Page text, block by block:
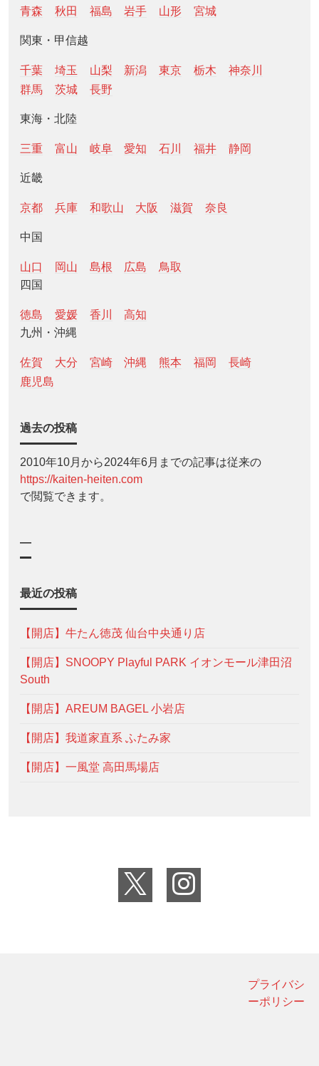
青森 秋田 福島 岩手 山形 宮城
関東・甲信越
千葉 埼玉 山梨 新潟 東京 栃木
神奈川
群馬
茨城 長野
東海・北陸
三重 富山 岐阜 愛知 石川 福井 静岡
近畿
京都 兵庫 和歌山 大阪 滋賀 奈良
中国
山口 岡山 島根 広島
鳥取
四国
徳島 愛媛 香川
高知
九州・沖縄
佐賀 大分 宮崎 沖縄 熊本 福岡
長崎
鹿児島
過去の投稿
2010年10月から2024年6月までの記事は従来の
https://kaiten-heiten.com
で閲覧できます。
—
最近の投稿
【開店】牛たん徳茂 仙台中央通り店
【開店】SNOOPY Playful PARK イオンモール津田沼
South
【開店】AREUM BAGEL 小岩店
【開店】我道家直系 ふたみ家
【開店】一風堂 高田馬場店
プライバシ
ーポリシー